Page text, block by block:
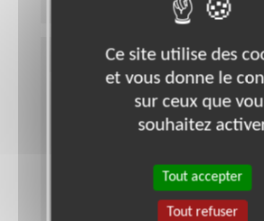
Ce site utilise des
et vous donne le
sur ceux que
souhaitez
Tout accepter
Tout refuser